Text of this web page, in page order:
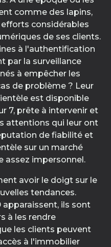
comme des lapins,
considérables
de ses clients.
à l'authentification
par la surveillance
à empêcher les
de problème ? Leur
est disponible
7, prête à intervenir et
attentions qui leur ont
de fiabilité et
sur un marché
assez impersonnel.
avoir le doigt sur le
tendances.
apparaissent, ils sont
à les rendre
les clients peuvent
à l'immobilier